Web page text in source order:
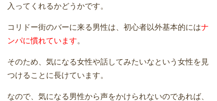
入ってくれるかどうかです。
コリドー街のバーに来る男性は、初心者以外基本的にはナ
ンパに慣れています。
そのため、気になる女性や話してみたいなという女性を見
つけることに長けています。
なので、気になる男性から声をかけられないのであれば、